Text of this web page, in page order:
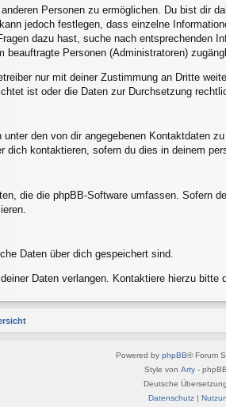
Personen zu ermöglichen. Du bist dir
jedoch festlegen, dass einzelne
dazu hast, suche nach entsprechenden
Personen (Administratoren)
nur mit deiner Zustimmung an Dritte
ist oder die Daten zur Durchsetzung
den von dir angegebenen Kontaktdaten
dich kontaktieren, sofern du dies in deinem
die die phpBB-Software umfassen. Sofern
Daten über dich gespeichert sind.
Daten verlangen. Kontaktiere hierzu bitte
Powered by phpBB® Forum
Style von Arty -
Deutsche
Datenschutz|